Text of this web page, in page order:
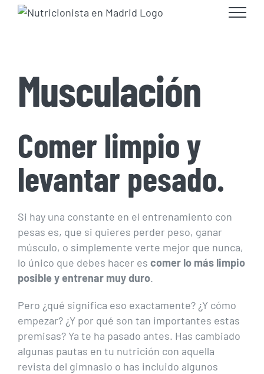
Skip
Musculación
Comer limpio y
levantar pesado.
Si hay una constante en el entrenamiento con
pesas es, que si quieres perder peso, ganar
músculo, o simplemente verte mejor que nunca,
lo único que debes hacer es comer lo más limpio
posible y entrenar muy duro.
Pero ¿qué significa eso exactamente? ¿Y cómo
empezar? ¿Y por qué son tan importantes estas
premisas? Ya te ha pasado antes. Has cambiado
algunas pautas en tu nutrición con aquella
revista del gimnasio o has incluido algunos